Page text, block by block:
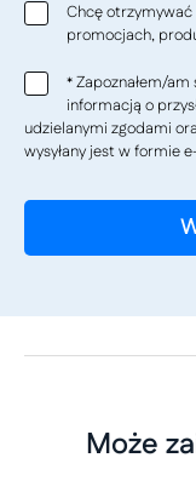
Chcę
promocjach,
*Zapoznałem/
informacją o
udzielanymi zgodami
wysyłany jest w formie
Może